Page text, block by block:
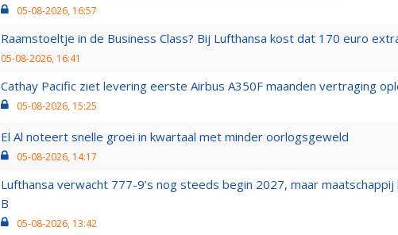
05-08-2026, 16:57
Raamstoeltje in de Business Class? Bij Lufthansa kost dat 170 euro
05-08-2026, 16:41
Cathay Pacific ziet levering eerste Airbus A350F maanden vertraging
05-08-2026, 15:25
El Al noteert snelle groei in kwartaal met minder oorlogsgeweld
05-08-2026, 14:17
Lufthansa verwacht 777-9’s nog steeds begin 2027, maar
B
05-08-2026, 13:42